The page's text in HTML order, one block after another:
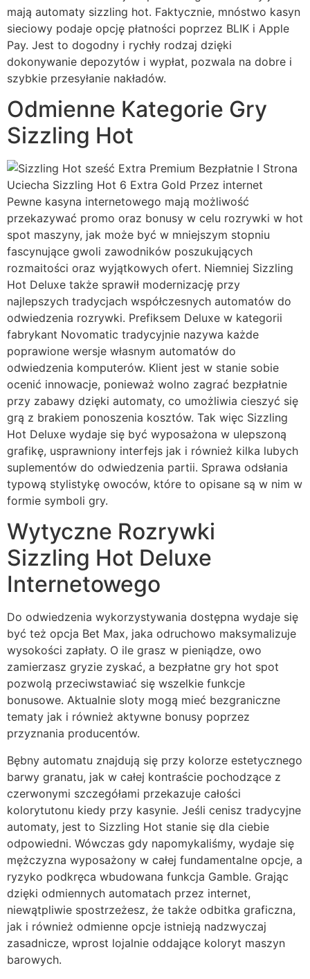
mają automaty sizzling hot. Faktycznie, mnóstwo kasyn
sieciowy podaje opcję płatności poprzez BLIK i Apple
Pay. Jest to dogodny i rychły rodzaj dzięki
dokonywanie depozytów i wypłat, pozwala na dobre i
szybkie przesyłanie nakładów.
Odmienne Kategorie Gry
Sizzling Hot
Pewne kasyna internetowego mają możliwość
przekazywać promo oraz bonusy w celu rozrywki w hot
spot maszyny, jak może być w mniejszym stopniu
fascynujące gwoli zawodników poszukujących
rozmaitości oraz wyjątkowych ofert. Niemniej Sizzling
Hot Deluxe także sprawił modernizację przy
najlepszych tradycjach współczesnych automatów do
odwiedzenia rozrywki. Prefiksem Deluxe w kategorii
fabrykant Novomatic tradycyjnie nazywa każde
poprawione wersje własnym automatów do
odwiedzenia komputerów. Klient jest w stanie sobie
ocenić innowacje, ponieważ wolno zagrać bezpłatnie
przy zabawy dzięki automaty, co umożliwia cieszyć się
grą z brakiem ponoszenia kosztów. Tak więc Sizzling
Hot Deluxe wydaje się być wyposażona w ulepszoną
grafikę, usprawniony interfejs jak i również kilka lubych
suplementów do odwiedzenia partii. Sprawa odsłania
typową stylistykę owoców, które to opisane są w nim w
formie symboli gry.
Wytyczne Rozrywki
Sizzling Hot Deluxe
Internetowego
Do odwiedzenia wykorzystywania dostępna wydaje się
być też opcja Bet Max, jaka odruchowo maksymalizuje
wysokości zapłaty. O ile grasz w pieniądze, owo
zamierzasz gryzie zyskać, a bezpłatne gry hot spot
pozwolą przeciwstawiać się wszelkie funkcje
bonusowe. Aktualnie sloty mogą mieć bezgraniczne
tematy jak i również aktywne bonusy poprzez
przyznania producentów.
Bębny automatu znajdują się przy kolorze estetycznego
barwy granatu, jak w całej kontraście pochodzące z
czerwonymi szczegółami przekazuje całości
kolorytutonu kiedy przy kasynie. Jeśli cenisz tradycyjne
automaty, jest to Sizzling Hot stanie się dla ciebie
odpowiedni. Wówczas gdy napomykaliśmy, wydaje się
mężczyzna wyposażony w całej fundamentalne opcje, a
ryzyko podkręca wbudowana funkcja Gamble. Grając
dzięki odmiennych automatach przez internet,
niewątpliwie spostrzeżesz, że także odbitka graficzna,
jak i również odmienne opcje istnieją nadzwyczaj
zasadnicze, wprost lojalnie oddające koloryt maszyn
barowych.